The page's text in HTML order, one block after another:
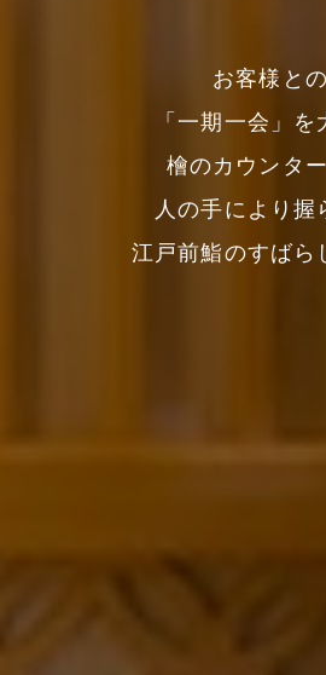
お客様との
「一期一会」を
檜のカウンタ
人の手により握
江戸前鮨のすばら